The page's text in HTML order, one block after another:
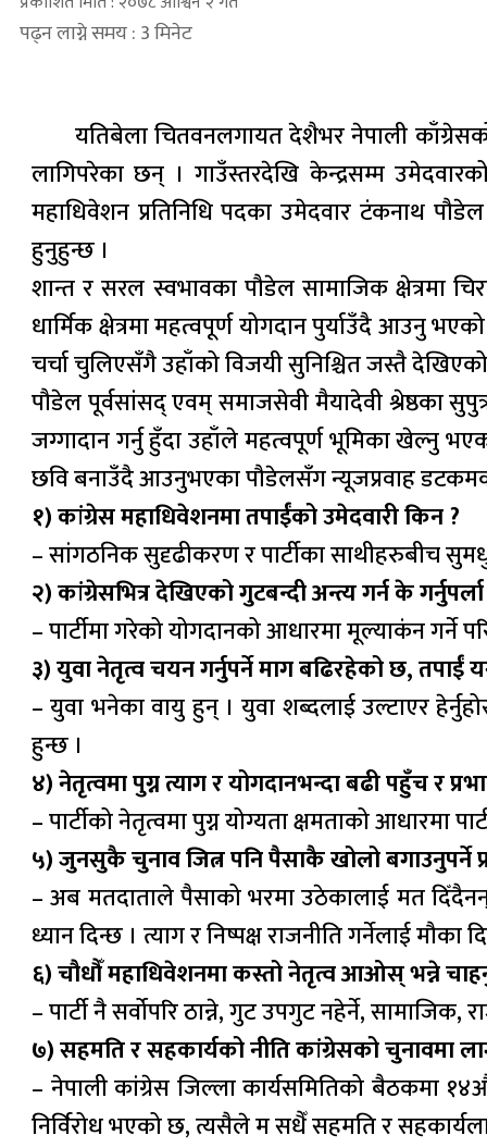
पढ्न लाग्ने समय : 3 मिनेट
यतिबेला चितवनलगायत देशैभर नेपाली
लागिपरेका छन् । गाउँस्तरदेखि केन्द्रसम्म
महाधिवेशन प्रतिनिधि पदका उमेदवार टंकनाथ
हुनुहुन्छ ।
शान्त र सरल स्वभावका पौडेल सामाजिक क्षेत्रमा
धार्मिक क्षेत्रमा महत्वपूर्ण योगदान पुर्याउँदै आउनु
चर्चा चुलिएसँगै उहाँको विजयी सुनिश्चित जस्तै
पौडेल पूर्वसांसद् एवम् समाजसेवी मैयादेवी श्रेष्ठका
जग्गादान गर्नु हुँदा उहाँले महत्वपूर्ण भूमिका खेल्नु
छवि बनाउँदै आउनुभएका पौडेलसँग न्यूजप्रवाह
१) कांग्रेस महाधिवेशनमा तपाईंको उमेदवारी किन ?
– सांगठनिक सुदृढीकरण र पार्टीका साथीहरुबीच
२) कांग्रेसभित्र देखिएको गुटबन्दी अन्त्य गर्न के
– पार्टीमा गरेको योगदानको आधारमा मूल्याकंन गर्ने
३) युवा नेतृत्व चयन गर्नुपर्ने माग बढिरहेको छ, तपाईं
– युवा भनेका वायु हुन् । युवा शब्दलाई उल्टाएर
हुन्छ ।
४) नेतृत्वमा पुग्न त्याग र योगदानभन्दा बढी पहुँच र
– पार्टीको नेतृत्वमा पुग्न योग्यता क्षमताको आधारमा
५) जुनसुकै चुनाव जित्न पनि पैसाकै खोलो बगाउनुपर्ने
– अब मतदाताले पैसाको भरमा उठेकालाई मत
ध्यान दिन्छ । त्याग र निष्पक्ष राजनीति गर्नेलाई मौका
६) चौधौँ महाधिवेशनमा कस्तो नेतृत्व आओस् भन्ने
– पार्टी नै सर्वोपरि ठान्ने, गुट उपगुट नहेर्ने,
७) सहमति र सहकार्यको नीति कांग्रेसको चुनावमा
– नेपाली कांग्रेस जिल्ला कार्यसमितिको बैठकमा
निर्विरोध भएको छ, त्यसैले म सधैँ सहमति र